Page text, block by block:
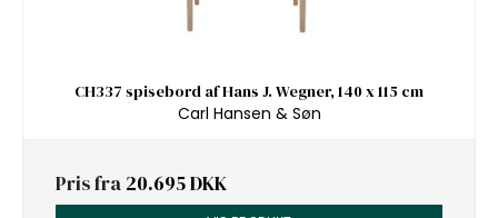
CH337 spisebord af Hans J. Wegner, 140 x 115 cm
Carl Hansen & Søn
Pris fra 20.695 DKK